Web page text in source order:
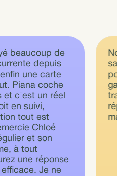
une
qui permet
et les
chaque
point fort
est le
connaît notre
de nos
sur une
d'offre de
beaucoup de
depuis
une carte
Piana coche
et c'est un réel
en suivi,
tout est
Chloé
et son
à tout
une réponse
Je ne